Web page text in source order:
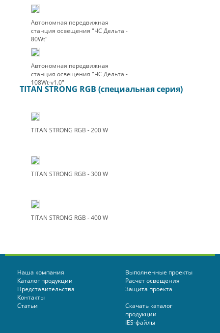
Автономная передвижная
станция освещения "ЧС Дельта -
80Wt"
Автономная передвижная
станция освещения "ЧС Дельта -
108Wt-v1.0"
TITAN STRONG RGB (специальная серия)
TITAN STRONG RGB - 200 W
TITAN STRONG RGB - 300 W
TITAN STRONG RGB - 400 W
Наша компания
Каталог продукции
Представительства
Контакты
Статьи
Выполненные проекты
Расчет освещения
Защита проекта
Скачать каталог
продукции
IES-файлы